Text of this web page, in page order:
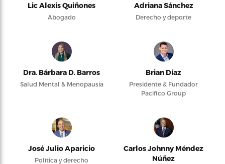
Lic Alexis Quiñones
Abogado
Adriana Sánchez
Derecho y deporte
Dra. Bárbara D. Barros
Salud Mental & Menopausia
Brian Díaz
Presidente & Fundador
Pacifico Group
José Julio Aparicio
Política y derecho
Carlos Johnny Méndez
Núñez